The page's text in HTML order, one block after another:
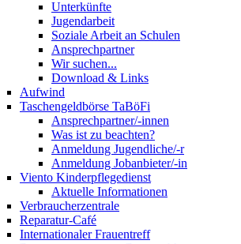
Unterkünfte
Jugendarbeit
Soziale Arbeit an Schulen
Ansprechpartner
Wir suchen...
Download & Links
Aufwind
Taschengeldbörse TaBöFi
Ansprechpartner/-innen
Was ist zu beachten?
Anmeldung Jugendliche/-r
Anmeldung Jobanbieter/-in
Viento Kinderpflegedienst
Aktuelle Informationen
Verbraucherzentrale
Reparatur-Café
Internationaler Frauentreff